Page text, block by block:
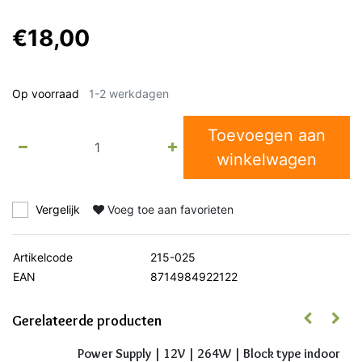
€18,00
Op voorraad 1-2 werkdagen
Toevoegen aan
winkelwagen
Vergelijk Voeg toe aan favorieten
Artikelcode
215-025
EAN
8714984922122
Gerelateerde producten
Power Supply | 12V | 264W | Block type indoor